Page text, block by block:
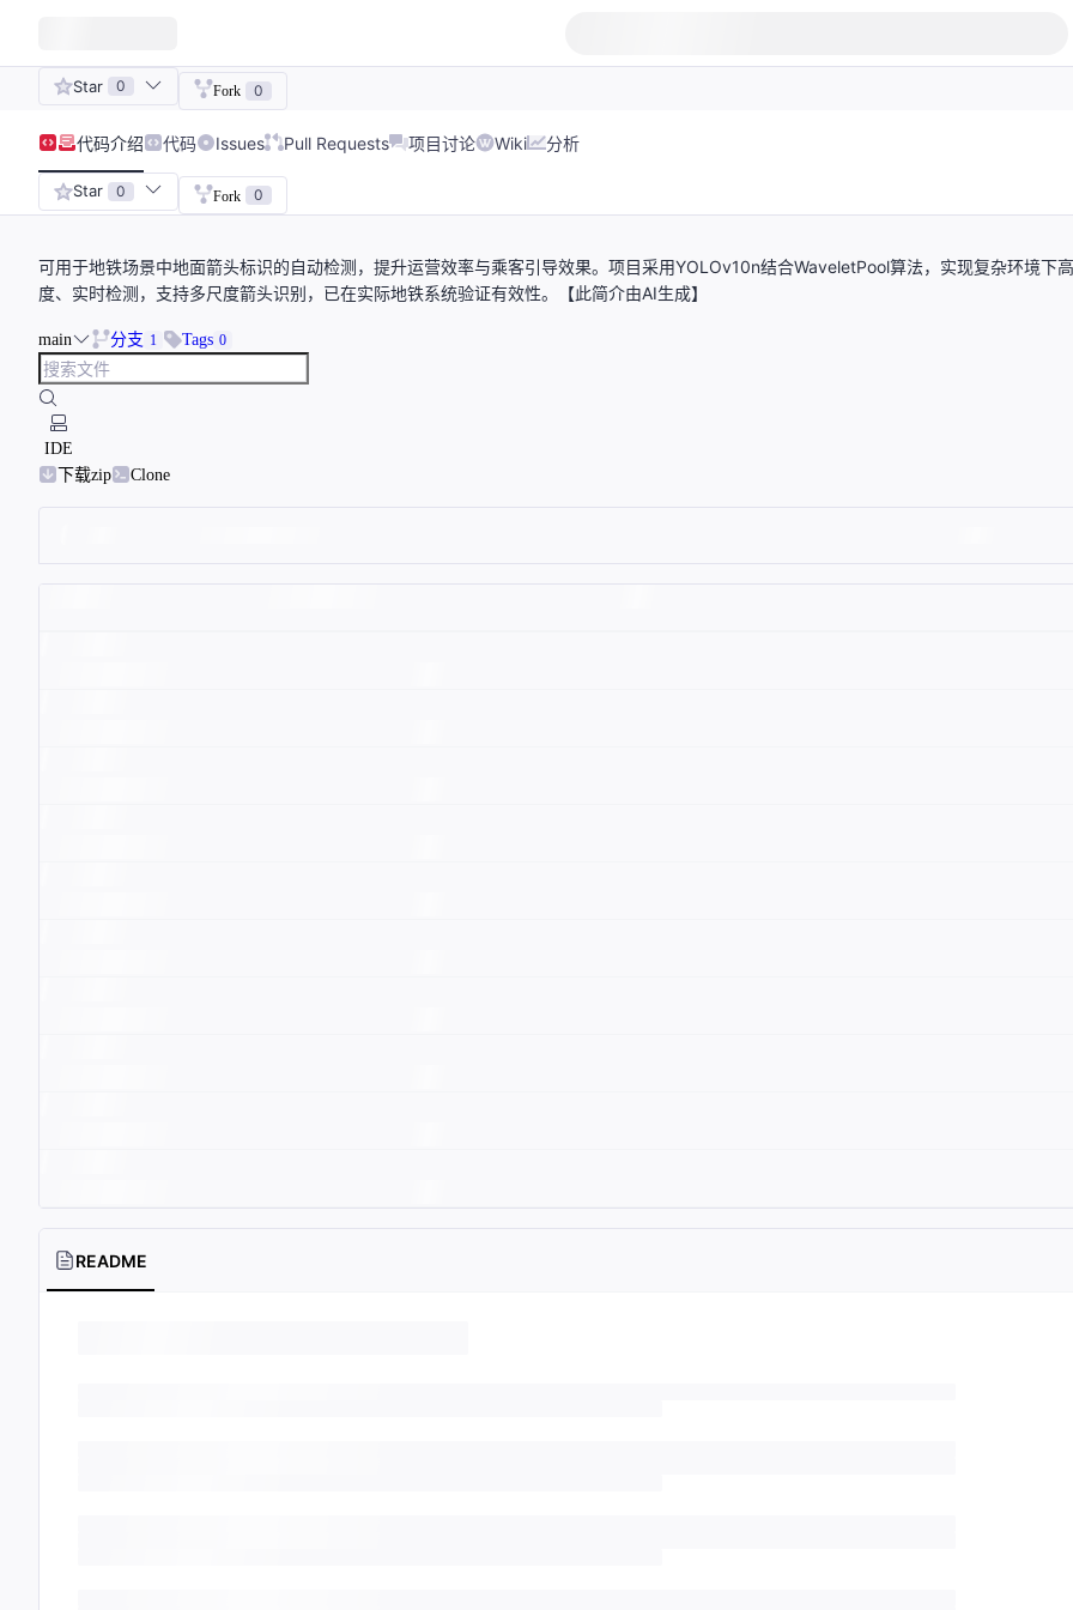
Star 0 Fork 0
代码介绍 代码 Issues Pull Requests 项目讨论 Wiki 分析
Star 0 Fork 0
可用于地铁场景中地面箭头标识的自动检测，提升运营效率与乘客引导效果。项目采用YOLOv10n结合WaveletPool算法，实现复杂环境下
度、实时检测，支持多尺度箭头识别，已在实际地铁系统验证有效性。【此简介由AI生成】
main 分支 1 Tags 0
IDE
下载zip
Clone
README